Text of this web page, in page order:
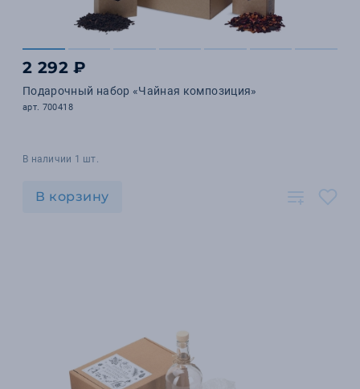
2 292 ₽
Подарочный набор «Чайная композиция»
арт. 700418
В наличии 1 шт.
В корзину